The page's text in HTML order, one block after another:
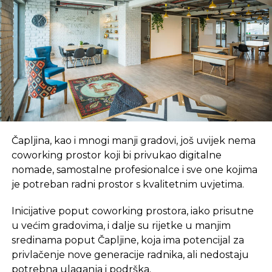
On je izrazio žaljenje što se današnjem sastanku
nije odazvalo svih 30 privrednika kojima su upućeni
pozivi, dodajući da je ambasador Vasić na najbolji
način predstavio mogućnosti poslovanja u
Rumuniji.
„Istočno Sarajevo može da ponudi Rumuniji
drvne industrije i šumarstva. Među učesnicima
sastanka bio je i privrednik koji već treću godinu
radi sa preduzećima iz Rumunije. Tokom skupa
iskazano je interesovanje i za saradnju u oblasti
Izvor: Srna
SLIČNE TEME:
Čapljina, kao i mnogi manji gradovi, još uvijek nema
coworking prostor koji bi privukao digitalne
nomade, samostalne profesionalce i sve one kojima
je potreban radni prostor s kvalitetnim uvjetima.
Inicijative poput coworking prostora, iako prisutne
u većim gradovima, i dalje su rijetke u manjim
sredinama poput Čapljine, koja ima potencijal za
privlačenje nove generacije radnika, ali nedostaju
potrebna ulaganja i podrška.